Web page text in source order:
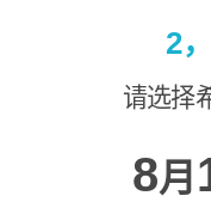
2
请选择
8月